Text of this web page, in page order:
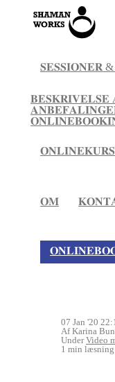
𝐒𝐄𝐒𝐒𝐈𝐎𝐍𝐄𝐑
𝐁𝐄𝐒𝐊𝐑𝐈𝐕𝐄𝐋𝐒𝐄
𝐎𝐌
07 Jan '20
Af Karina
UnderVideo
1 min læsning